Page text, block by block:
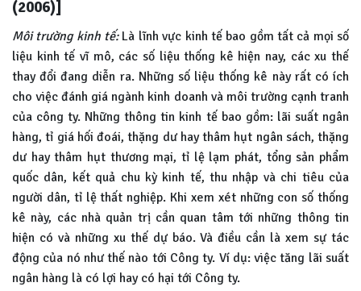
(2006)]
Môi trường kinh tế:Là lĩnh vực kinh tế bao gồm tất cả mọi số
liệu kinh tế vĩ mô, các số liệu thống kê hiện nay, các xu thế
thay đổi đang diễn ra. Những số liệu thống kê này rất có ích
cho việc đánh giá ngành kinh doanh và môi trường cạnh tranh
của công ty. Những thông tin kinh tế bao gồm: lãi suất ngân
hàng, tỉ giá hối đoái, thặng dư hay thâm hụt ngân sách, thặng
dư hay thâm hụt thương mại, tỉ lệ lạm phát, tổng sản phẩm
quốc dân, kết quả chu kỳ kinh tế, thu nhập và chi tiêu của
người dân, tỉ lệ thất nghiệp. Khi xem xét những con số thống
kê này, các nhà quản trị cần quan tâm tới những thông tin
hiện có và những xu thế dự báo. Và điều cần là xem sự tác
động của nó như thế nào tới Công ty. Ví dụ: việc tăng lãi suất
ngân hàng là có lợi hay có hại tới Công ty.